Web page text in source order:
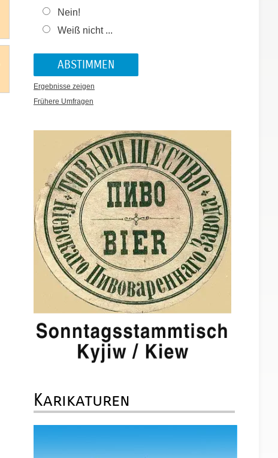
Nein!
Weiß nicht ...
Ergebnisse zeigen
Frühere Umfragen
Karikaturen